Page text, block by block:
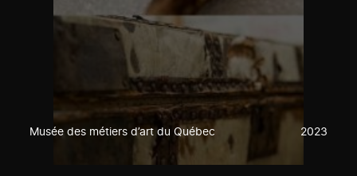
Musée des métiers d’art du Québec 2023